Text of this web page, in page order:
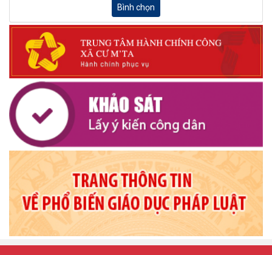
Bình chọn